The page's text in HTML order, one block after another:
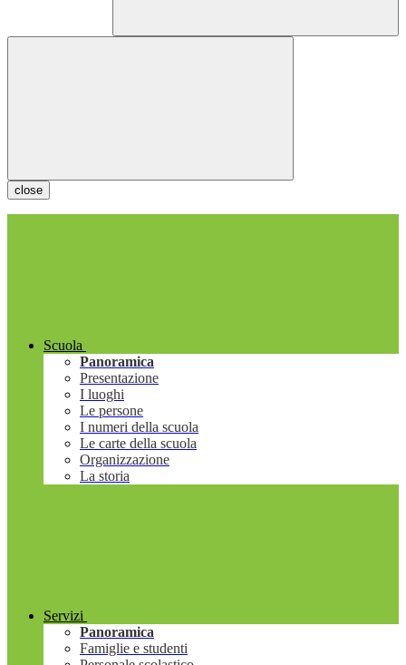
close
Scuola
Panoramica
Presentazione
I luoghi
Le persone
I numeri della scuola
Le carte della scuola
Organizzazione
La storia
Servizi
Panoramica
Famiglie e studenti